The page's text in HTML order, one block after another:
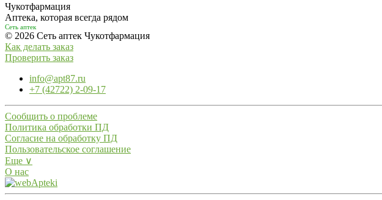
Чукотфармация
Аптека, которая всегда рядом
Сеть аптек
© 2026 Сеть аптек Чукотфармация
Как делать заказ
Проверить заказ
info@apt87.ru
+7 (42722) 2-09-17
Сообщить о проблеме
Политика обработки ПД
Согласие на обработку ПД
Пользовательское соглашение
Еще ∨
О нас